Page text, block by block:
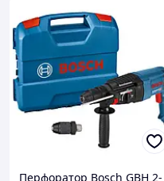
Перфоратор Bosch GBH 2-